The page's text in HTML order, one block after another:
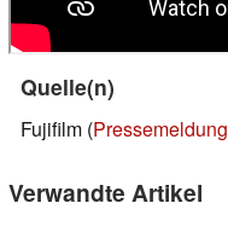
Quelle(n)
Fujifilm (Pressemeldung
Verwandte Artikel